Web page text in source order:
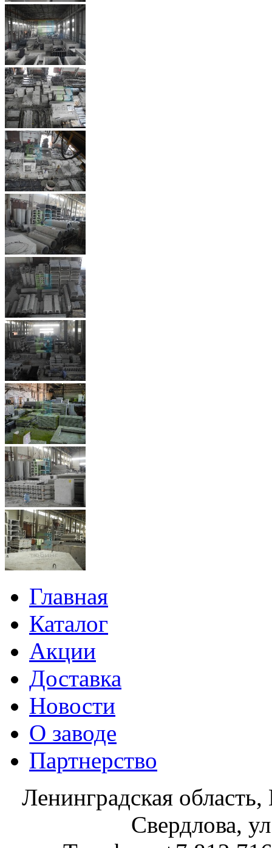
Главная
Каталог
Акции
Доставка
Новости
О заводе
Партнерство
Ленинградская
Свердлова,